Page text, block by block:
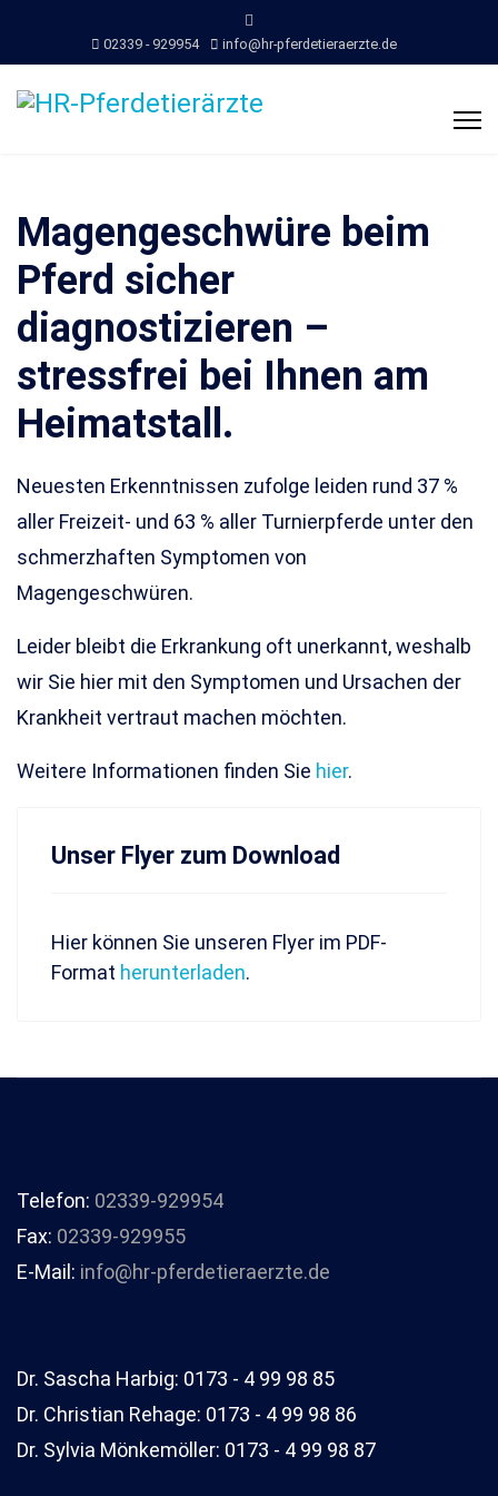
02339 - 929954 info@hr-pferdetieraerzte.de
Magengeschwüre beim
Pferd sicher
diagnostizieren –
stressfrei bei Ihnen am
Heimatstall.
Neuesten Erkenntnissen zufolge leiden rund 37 %
aller Freizeit- und 63 % aller Turnierpferde unter den
schmerzhaften Symptomen von
Magengeschwüren.
Leider bleibt die Erkrankung oft unerkannt, weshalb
wir Sie hier mit den Symptomen und Ursachen der
Krankheit vertraut machen möchten.
Weitere Informationen finden Sie hier.
Unser Flyer zum Download
Hier können Sie unseren Flyer im PDF-
Format herunterladen.
Telefon: 02339-929954
Fax: 02339-929955
E-Mail: info@hr-pferdetieraerzte.de
Dr. Sascha Harbig: 0173 - 4 99 98 85
Dr. Christian Rehage: 0173 - 4 99 98 86
Dr. Sylvia Mönkemöller: 0173 - 4 99 98 87